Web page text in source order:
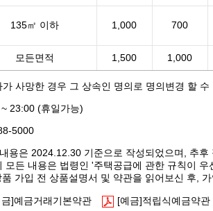
135㎡ 이하 1,000 700
모든면적 1,500 1,000
가 사망한 경우 그 상속인 명의로 명의변경 할 수
23:00 (휴일가능)
5000
용은 2024.12.30 기준으로 작성되었으며, 추
모든 내용은 법령인 '주택공급에 관한 규칙이 우
가입 전 상품설명서 및 약관을 읽어보신 후,
금]예금거래기본약관 [예금]적립식예금약관